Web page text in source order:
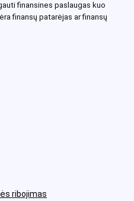
finansines paslaugas kuo
finansų patarėjas ar finansų
ribojimas